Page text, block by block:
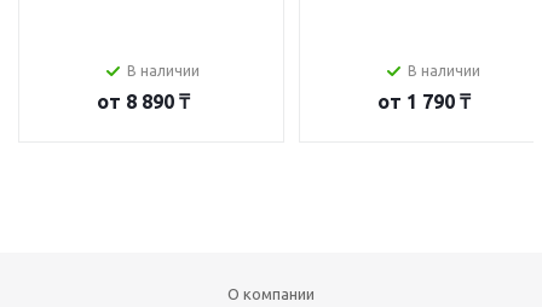
В наличии
от 8 890 ₸
В наличии
от 1 790 ₸
О компании